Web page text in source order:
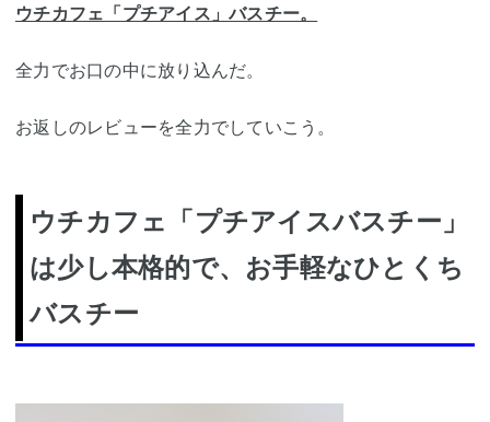
ウチカフェ「プチアイス」バスチー。
全力でお口の中に放り込んだ。
お返しのレビューを全力でしていこう。
ウチカフェ「プチアイスバスチー」
は少し本格的で、お手軽なひとくち
バスチー